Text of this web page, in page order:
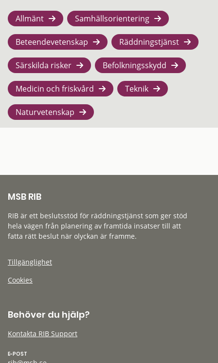
Allmänt Samhällsorientering
Beteendevetenskap Räddningstjänst
Särskilda risker Befolkningsskydd
Medicin och friskvård Teknik
Naturvetenskap
MSB RIB
RIB är ett beslutsstöd för räddningstjänst som ger stöd
hela vägen från planering av framtida insatser till att
fatta rätt beslut när olyckan är framme.
Tillgänglighet
Cookies
Behöver du hjälp?
Kontakta RIB Support
E-POST